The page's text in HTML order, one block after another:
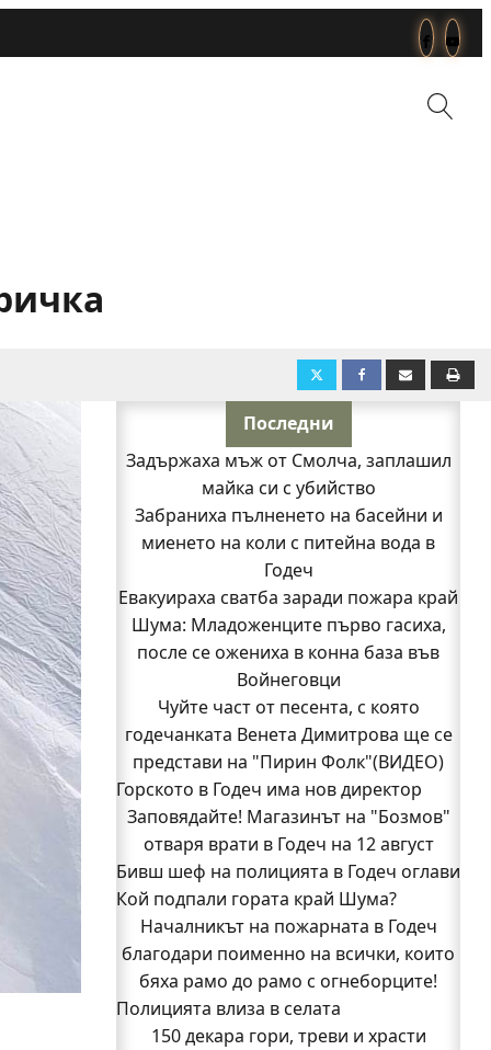
Последни
Задържаха мъж от Смолча, заплашил
майка си с убийство
Забраниха пълненето на басейни и
миенето на коли с питейна вода в
Годеч
Евакуираха сватба заради пожара край
Шума: Младоженците първо гасиха,
после се ожениха в конна база във
Войнеговци
Чуйте част от песента, с която
годечанката Венета Димитрова ще се
представи на "Пирин Фолк"(ВИДЕО)
Горското в Годеч има нов директор
Заповядайте! Магазинът на "Бозмов"
отваря врати в Годеч на 12 август
Бивш шеф на полицията в Годеч оглави
ОДМВР-Видин
Кой подпали гората край Шума?
Младежи от Люлин и Део сред първите
доброволци на пожара край Шума
(СНИМКИ)
Началникът на пожарната в Годеч
Кой подпали гората край Шума?
Началникът на пожарната в Годеч
благодари поименно на всички, които
бяха рамо до рамо с огнеборците!
Полицията влиза в селата
150 декара гори, треви и храсти